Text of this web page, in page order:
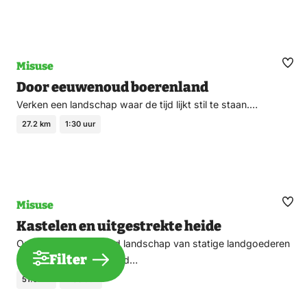
Misuse
Door eeuwenoud boerenland
Verken een landschap waar de tijd lijkt stil te staan.…
27.2 km 1:30 uur
Misuse
Kastelen en uitgestrekte heide
Ontdek een gevarieerd landschap van statige landgoederen
en kastelen, afgewisseld…
51.9 km
Filter